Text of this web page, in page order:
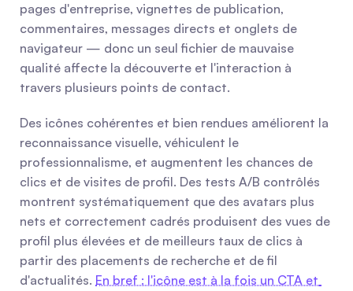
pages d'entreprise, vignettes de publication,
commentaires, messages directs et onglets de
navigateur — donc un seul fichier de mauvaise
qualité affecte la découverte et l'interaction à
travers plusieurs points de contact.
Des icônes cohérentes et bien rendues améliorent la
reconnaissance visuelle, véhiculent le
professionnalisme, et augmentent les chances de
clics et de visites de profil. Des tests A/B contrôlés
montrent systématiquement que des avatars plus
nets et correctement cadrés produisent des vues de
profil plus élevées et de meilleurs taux de clics à
partir des placements de recherche et de fil
d'actualités. En bref : l'icône est à la fois un CTA et